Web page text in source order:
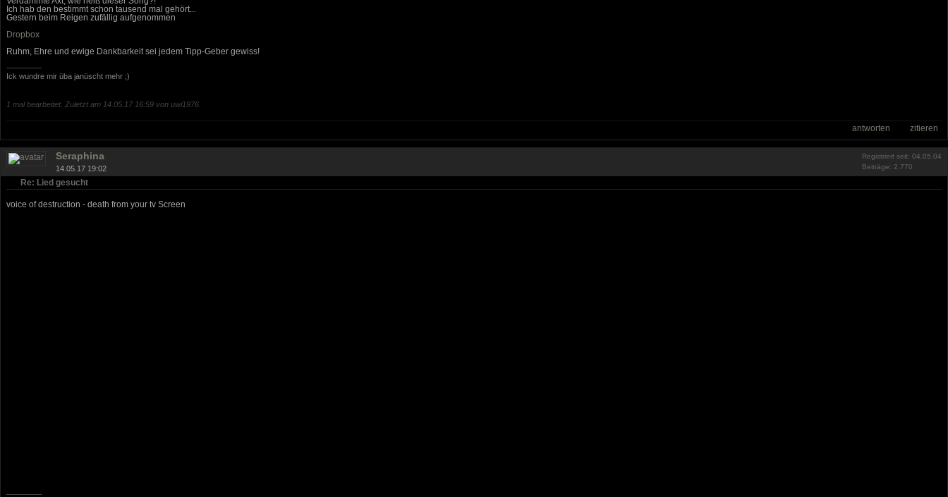
Ich hab den bestimmt schon tausend mal gehört...
Gestern beim Reigen zufällig aufgenommen
Dropbox
Ruhm, Ehre und ewige Dankbarkeit sei jedem Tipp-Geber gewiss!
Ick wundre mir üba janüscht mehr ;)
1 mal bearbeitet. Zuletzt am 14.05.17 16:59 von uwi1976.
antworten zitieren
Registriert seit: 04.05.04
Beiträge: 2.770
Seraphina
14.05.17 19:02
Re: Lied gesucht
voice of destruction - death from your tv Screen